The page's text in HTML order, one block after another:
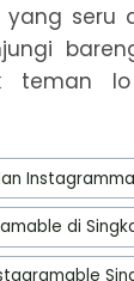
yang seru
teman
di